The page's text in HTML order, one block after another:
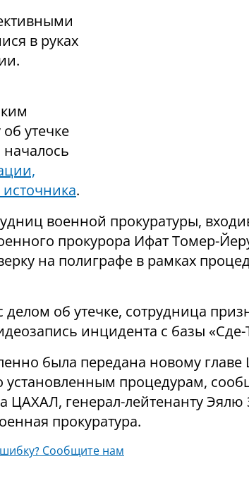
в руках
утечке
.
военной прокуратуры,
прокурора Ифат Томер-
на полиграфе в рамках
об утечке, сотрудница
инцидента с базы
была передана новому
установленным процедурам,
ЦАХАЛ, генерал-лейтенанту Эялю
прокуратура.
Сообщите нам